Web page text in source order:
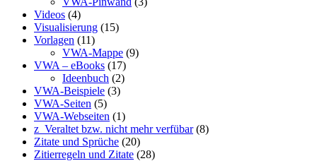
Videos (4)
Visualisierung (15)
Vorlagen (11)
VWA-Mappe (9)
VWA – eBooks (17)
Ideenbuch (2)
VWA-Beispiele (3)
VWA-Seiten (5)
VWA-Webseiten (1)
z_Veraltet bzw. nicht mehr verfübar(8)
Zitate und Sprüche (20)
Zitierregeln und Zitate (28)